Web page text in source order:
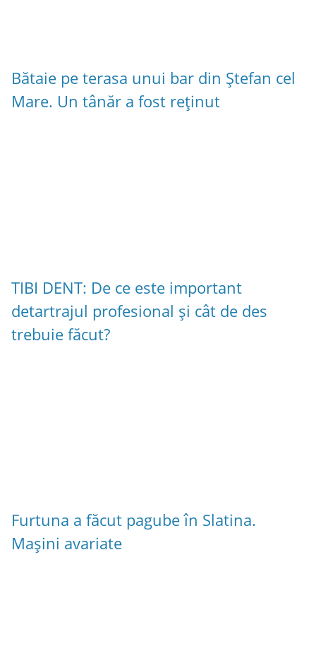
Bătaie pe terasa unui bar din Ștefan cel
Mare. Un tânăr a fost reținut
TIBI DENT: De ce este important
detartrajul profesional și cât de des
trebuie făcut?
Furtuna a făcut pagube în Slatina.
Mașini avariate